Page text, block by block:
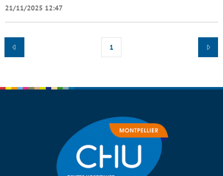
21/11/2025 12:47
1